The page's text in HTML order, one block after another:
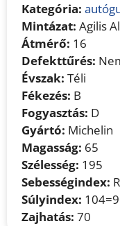
Kategória:
Mintázat: Agilis
Átmérő: 16
Defekttűrés:
Évszak: Téli
Fékezés: B
Fogyasztás: D
Gyártó: Michelin
Magasság: 65
Szélesség: 195
Sebességindex:
Súlyindex:
Zajhatás: 70